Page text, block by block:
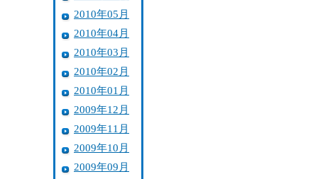
2010年05月
2010年04月
2010年03月
2010年02月
2010年01月
2009年12月
2009年11月
2009年10月
2009年09月